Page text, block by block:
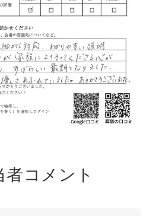
者コメント